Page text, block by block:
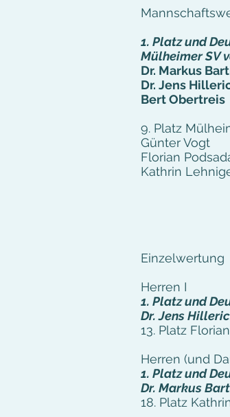
1. Platz und
Mülheimer SV
Dr. Markus
Dr. Jens
Bert Obertreis
9. Platz
Günter Vogt
Florian
Kathrin
Einzelwertung
Herren I
1. Platz und
Dr. Jens
13. Platz
Herren (und
1. Platz und
Dr. Markus
18. Platz